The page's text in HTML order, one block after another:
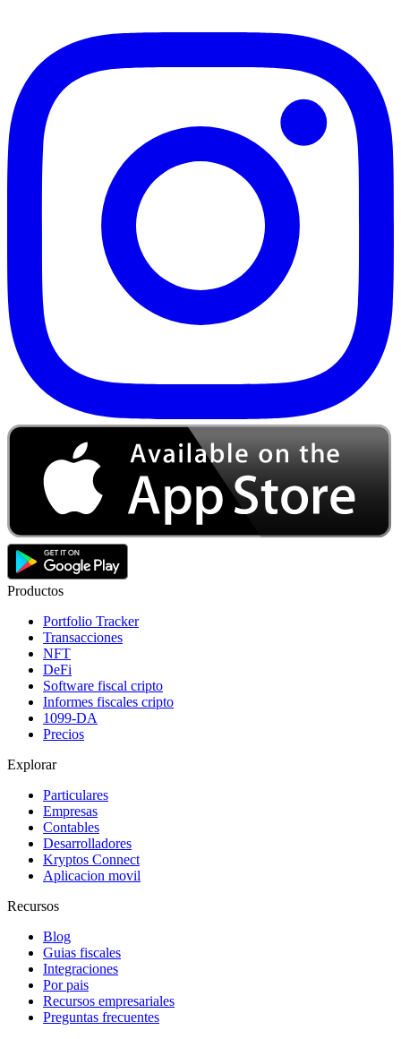
Productos
Portfolio Tracker
Transacciones
NFT
DeFi
Software fiscal cripto
Informes fiscales cripto
1099-DA
Precios
Explorar
Particulares
Empresas
Contables
Desarrolladores
Kryptos Connect
Aplicacion movil
Recursos
Blog
Guias fiscales
Integraciones
Por pais
Recursos empresariales
Preguntas frecuentes